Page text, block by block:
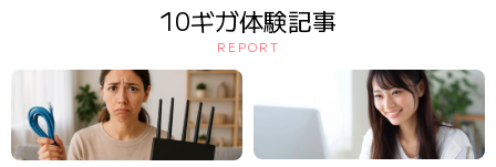
10ギガ体験記事
REPORT